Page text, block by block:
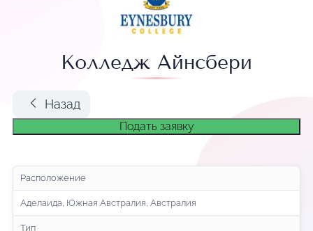
Колледж Айнсбери
Назад
Подать заявку
Расположение
Аделаида, Южная Австралия, Австралия
Тип